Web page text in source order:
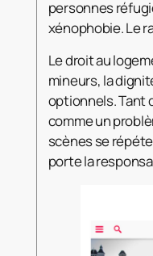
personnes
xénophobie. Le
Le droit au
mineurs, la
optionnels. Tant
comme un
scènes se
porte la